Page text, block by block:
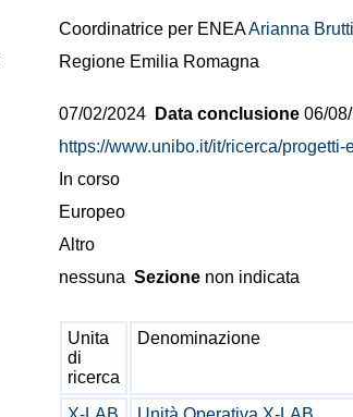
Coordinatrice per ENEAArianna Brutti
Regione Emilia Romagna
07/02/2024 Data conclusione 06/
https://www.unibo.it/it/ricerca/
In corso
Europeo
Altro
nessuna Sezione non indicata
Unita
di
ricerca
Denominazione